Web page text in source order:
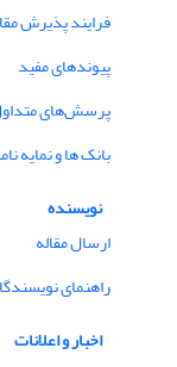
فرایند پذیرش
پیوندهای مفید
پرسش‌های
بانک ها و نمایه
نویسنده
ارسال مقاله
راهنمای
اخبار و اعلانات